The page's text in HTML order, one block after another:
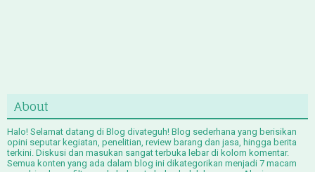
About
Halo! Selamat datang di Blog divateguh! Blog sederhana yang berisikan
opini seputar kegiatan, penelitian, review barang dan jasa, hingga berita
terkini. Diskusi dan masukan sangat terbuka lebar di kolom komentar.
Semua konten yang ada dalam blog ini dikategorikan menjadi 7 macam